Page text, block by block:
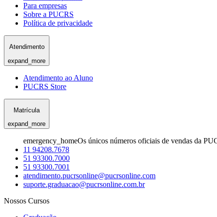
Para empresas
Sobre a PUCRS
Política de privacidade
Atendimento
expand_more
Atendimento ao Aluno
PUCRS Store
Matrícula
expand_more
emergency_homeOs únicos números oficiais de vendas da
11 94208.7678
51 93300.7000
51 93300.7001
atendimento.pucrsonline@pucrsonline.com
suporte.graduacao@pucrsonline.com.br
Nossos Cursos